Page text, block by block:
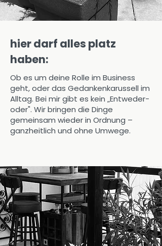
Ich begleite Ladies in ihrem
meine Arbeit leiste ich
ehrenamtlich. Das bedeutet:
Dein Honorar geht nicht in meine
Tasche, sondern fließt zu 100 %
direkt an P4S.
Mit deinem Investment in dich
selbst unterstützen wir
Menschen mit Haustieren,
fördern soziale Projekte oder
helfen kleinen Vereinen. So wird
dein persönlicher Neustart
gleichzeitig zu einer wertvollen
Hilfe für andere.
hier darf alles platz
haben:
Ob es um deine Rolle im Business
geht, oder das Gedankenkarussell im
Alltag. Bei mir gibt es kein „Entweder-
oder". Wir bringen die Dinge
gemeinsam wieder in Ordnung –
ganzheitlich und ohne Umwege.